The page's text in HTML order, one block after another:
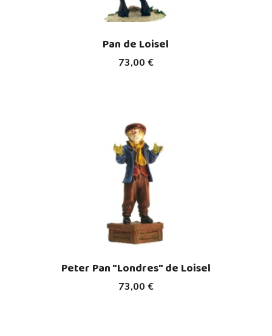
73,00 €
Pan de Loisel
73,00 €
Peter Pan "Londres" de Loisel